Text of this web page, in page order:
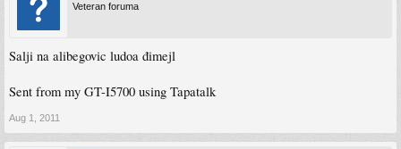
Veteran foruma
Salji na alibegovic ludoa đimejl
Sent from my GT-I5700 using Tapatalk
Aug 1, 2011